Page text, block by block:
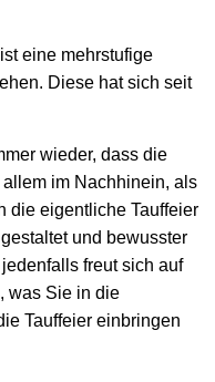
eine mehrstufige
Diese hat sich seit
wieder, dass die
im Nachhinein, als
die eigentliche Tauffeier
und bewusster
freut sich auf
was Sie in die
Tauffeier einbringen